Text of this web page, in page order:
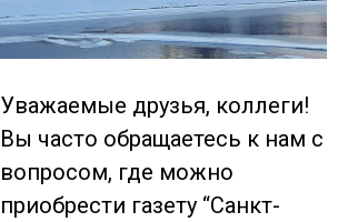
Уважаемые друзья, коллеги!
Вы часто обращаетесь к нам с
вопросом, где можно
приобрести газету “Санкт-